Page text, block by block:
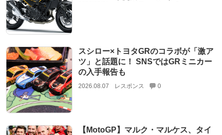
スシロー×トヨタGRのコラボが「激ア
ツ」と話題に！ SNSではGRミニカー
の入手報告も
2026.08.07 レスポンス 0
【MotoGP】マルク・マルケス、タイ